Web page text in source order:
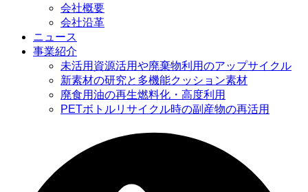
会社概要
会社沿革
ニュース
事業紹介
未活用資源活用や廃棄物利用のアップサイクル
新素材の研究と多機能クッション素材
廃食用油の再生燃料化・高度利用
PETボトルリサイクル時の副産物の再活用